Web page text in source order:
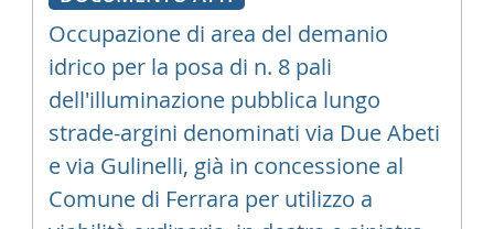
Occupazione di area del demanio
idrico per la posa di n. 8 pali
dell'illuminazione pubblica lungo
strade-argini denominati via Due Abeti
e via Gulinelli, già in concessione al
Comune di Ferrara per utilizzo a